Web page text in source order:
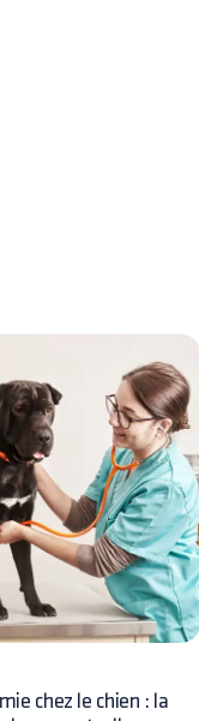
chez le chien : la